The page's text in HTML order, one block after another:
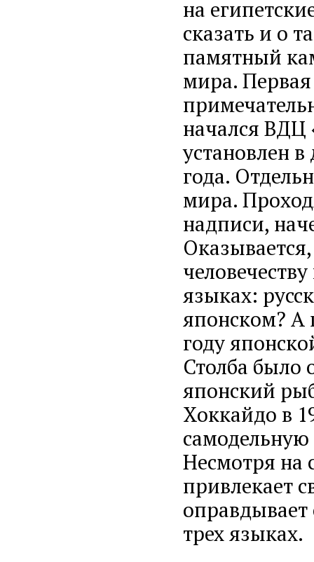
на
сказать и о
памятный
мира. Первая
начался ВДЦ
установлен
года.
мира.
надписи,
языках:
японском? А
году
Столба было
японский
Хоккайдо в
Несмотря на
привлекает
трех языках.